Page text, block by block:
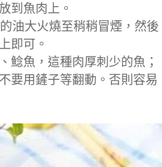
到魚肉上。
油大火燒至稍稍冒煙，然後
即可。
鯰魚，這種肉厚刺少的魚；
要用鏟子等翻動。否則容易